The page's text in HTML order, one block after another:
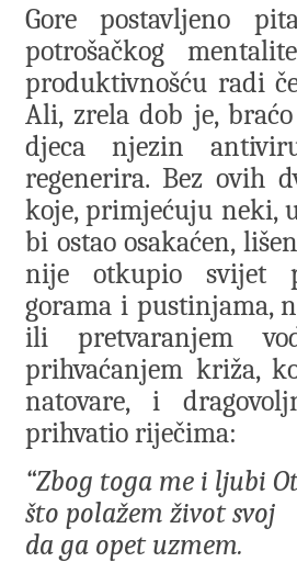
Gore postavljeno
potrošačkog
produktivnošću radi
Ali, zrela dob je,
djeca njezin
regenerira. Bez ovih
koje, primjećuju neki,
bi ostao osakaćen,
nije otkupio svijet
gorama i pustinjama,
ili pretvaranjem
prihvaćanjem križa,
natovare, i
prihvatio riječima:
“Zbog toga me i ljubi
što polažem život svoj
da ga opet uzmem.